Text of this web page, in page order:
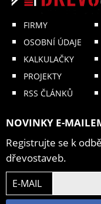
FIRMY
OSOBNÍ ÚDAJE
KALKULAČKY
PROJEKTY
RSS ČLÁNKŮ
NOVINKY E-
Registrujte se k
dřevostaveb.
E-MAIL